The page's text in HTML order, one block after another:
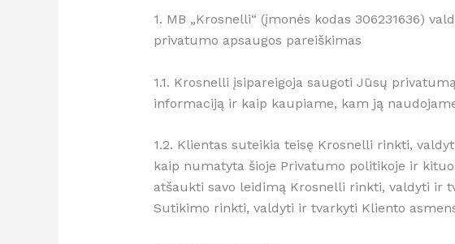
1. MB „Krosnelli“ (įmonės kodas 306231636)
privatumo apsaugos pareiškimas
1.1. Krosnelli įsipareigoja saugoti Jūsų
informaciją ir kaip kaupiame, kam ją
1.2. Klientas suteikia teisę Krosnelli rinkti,
kaip numatyta šioje Privatumo politikoje ir
atšaukti savo leidimą Krosnelli rinkti, valdyti ir
Sutikimo rinkti, valdyti ir tvarkyti Kliento